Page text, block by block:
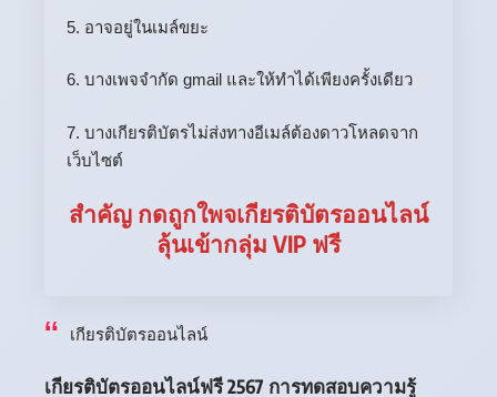
5. อาจอยู่ในเมล์ขยะ
6. บางเพจจำกัด gmail และให้ทำได้เพียงครั้งเดียว
7. บางเกียรติบัตรไม่ส่งทางอีเมล์ต้องดาวโหลดจาก
เว็บไซต์
สำคัญ กดถูกใพจเกียรติบัตรออนไลน์
ลุ้นเข้ากลุ่ม VIP ฟรี
เกียรติบัตรออนไลน์
เกียรติบัตรออนไลน์ฟรี 2567 การทดสอบความรู้